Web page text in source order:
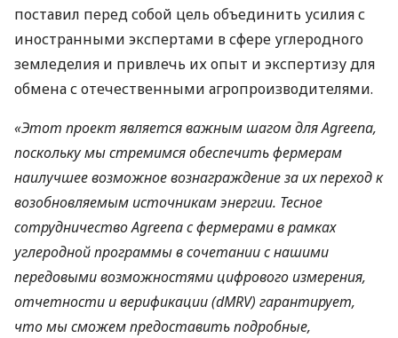
поставил перед собой цель объединить усилия с
иностранными экспертами в сфере углеродного
земледелия и привлечь их опыт и экспертизу для
обмена с отечественными агропроизводителями.
«Этот проект является важным шагом для Agreena,
поскольку мы стремимся обеспечить фермерам
наилучшее возможное вознаграждение за их переход к
возобновляемым источникам энергии. Тесное
сотрудничество Agreena с фермерами в рамках
углеродной программы в сочетании с нашими
передовыми возможностями цифрового измерения,
отчетности и верификации (dMRV) гарантирует,
что мы сможем предоставить подробные,